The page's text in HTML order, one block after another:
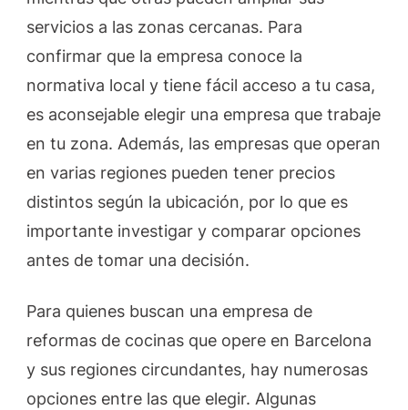
servicios a las zonas cercanas. Para
confirmar que la empresa conoce la
normativa local y tiene fácil acceso a tu casa,
es aconsejable elegir una empresa que trabaje
en tu zona. Además, las empresas que operan
en varias regiones pueden tener precios
distintos según la ubicación, por lo que es
importante investigar y comparar opciones
antes de tomar una decisión.
Para quienes buscan una empresa de
reformas de cocinas que opere en Barcelona
y sus regiones circundantes, hay numerosas
opciones entre las que elegir. Algunas